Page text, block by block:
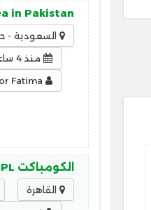
in Pakistan
السعودية -
منذ 4 ساعات
الكومباكت HPL حلولًا عصرية تجمع بين الجودة والأمان، حيث يتميز الكومباكت HPL بـ: مقاومة عالية للرطوبة
القاهرة